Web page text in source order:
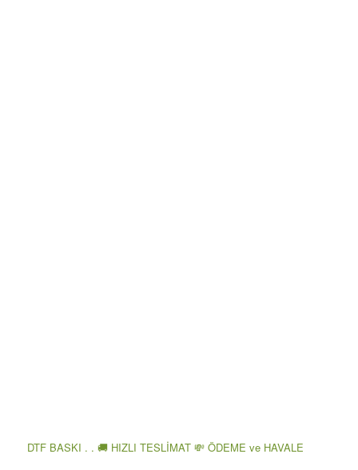
DTF BASKI . . 🚚 HIZLI TESLİMAT 💸 ÖDEME ve HAVALE